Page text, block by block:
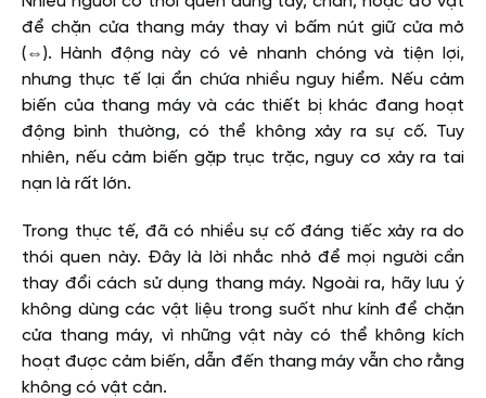
để chặn cửa thang máy thay vì bấm nút giữ cửa mở
(⇔). Hành động này có vẻ nhanh chóng và tiện lợi,
nhưng thực tế lại ẩn chứa nhiều nguy hiểm. Nếu cảm
biến của thang máy và các thiết bị khác đang hoạt
động bình thường, có thể không xảy ra sự cố. Tuy
nhiên, nếu cảm biến gặp trục trặc, nguy cơ xảy ra tai
nạn là rất lớn.
Trong thực tế, đã có nhiều sự cố đáng tiếc xảy ra do
thói quen này. Đây là lời nhắc nhở để mọi người cần
thay đổi cách sử dụng thang máy. Ngoài ra, hãy lưu ý
không dùng các vật liệu trong suốt như kính để chặn
cửa thang máy, vì những vật này có thể không kích
hoạt được cảm biến, dẫn đến thang máy vẫn cho rằng
không có vật cản.